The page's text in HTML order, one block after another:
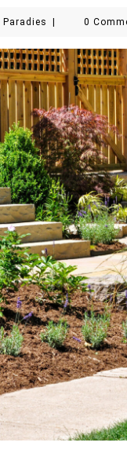
Paradies Garten
0